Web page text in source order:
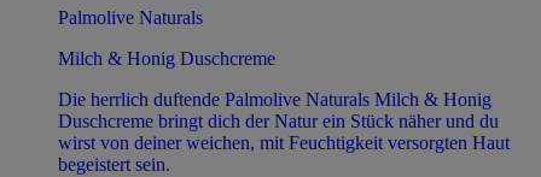
Palmolive Naturals
Milch & Honig Duschcreme
Die herrlich duftende Palmolive Naturals Milch & Honig
Duschcreme bringt dich der Natur ein Stück näher und du
wirst von deiner weichen, mit Feuchtigkeit versorgten Haut
begeistert sein.